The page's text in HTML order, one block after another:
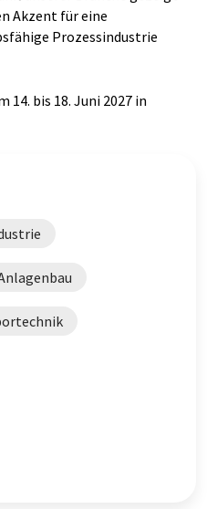
Akzent für eine
Prozessindustrie
14. bis 18. Juni 2027 in